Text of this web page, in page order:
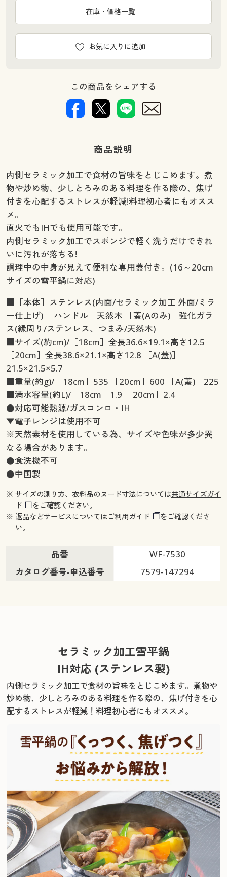
お気に入りに追加
在庫・価格一覧
この商品をシェアする
商品説明
内側セラミック加工で食材の旨味をとじこめます。煮
物や炒め物、少しとろみのある料理を作る際の、焦げ
付きを心配するストレスが軽減!料理初心者にもオスス
メ。
直火でもIHでも使用可能です。
内側セラミック加工でスポンジで軽く洗うだけできれ
いに汚れが落ちる!
調理中の中身が見えて便利な専用蓋付き。(16～20cm
サイズの雪平鍋に対応)
■［本体］ステンレス(内面/セラミック加工 外面/ミラ
ー仕上げ) ［ハンドル］天然木 ［蓋(Aのみ)］強化ガラ
ス(縁周り/ステンレス、つまみ/天然木)
■サイズ(約cm)/［18cm］全長36.6×19.1×高さ12.5
［20cm］全長38.6×21.1×高さ12.8 ［A(蓋)］
21.5×21.5×5.7
■重量(約g)/［18cm］535 ［20cm］600 ［A(蓋)］225
■満水容量(約L)/［18cm］1.9 ［20cm］2.4
●対応可能熱源/ガスコンロ・IH
▼電子レンジは使用不可
※天然素材を使用している為、サイズや色味が多少異
なる場合があります。
●食洗機不可
●中国製
※ サイズの測り方、衣料品のヌード寸法については共通サイズガイ
ド
をご確認ください。
※ 返品などサービスについてはご利用ガイド
をご確認くださ
い。
品番
WF-7530
カタログ番号-申込番号
7579-147294
セラミック加工雪平鍋
IH対応 (ステンレス製)
内側セラミック加工で食材の旨味をとじこめます。煮物や
炒め物、少しとろみのある料理を作る際の、焦げ付きを心
配するストレスが軽減！料理初心者にもオススメ。